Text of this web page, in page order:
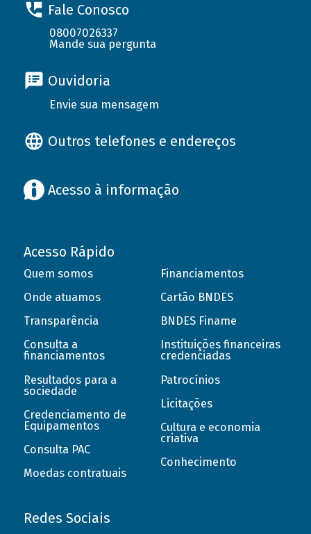
Fale Conosco
08007026337
Mande sua pergunta
Ouvidoria
Envie sua mensagem
Outros telefones e endereços
Acesso à informação
Acesso Rápido
Quem somos
Onde atuamos
Transparência
Consulta a
financiamentos
Resultados para a
sociedade
Credenciamento de
Equipamentos
Consulta PAC
Moedas contratuais
Financiamentos
Cartão BNDES
BNDES Finame
Instituições financeiras
credenciadas
Patrocínios
Licitações
Cultura e economia
criativa
Conhecimento
Redes Sociais